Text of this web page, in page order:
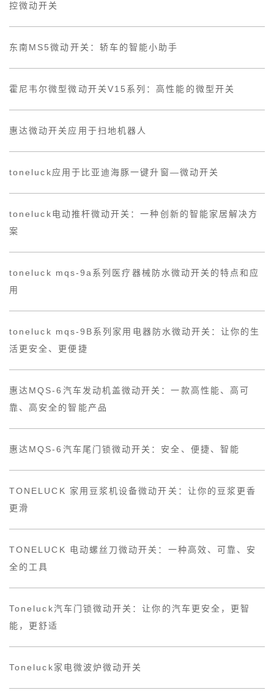
控微动开关
东南MS5微动开关：轿车的智能小助手
霍尼韦尔微型微动开关V15系列：高性能的微型开关
惠达微动开关应用于扫地机器人
toneluck应用于比亚迪海豚一键升窗—微动开关
toneluck电动推杆微动开关：一种创新的智能家居解决方
案
toneluck mqs-9a系列医疗器械防水微动开关的特点和应
用
toneluck mqs-9B系列家用电器防水微动开关：让你的生
活更安全、更便捷
惠达MQS-6汽车发动机盖微动开关：一款高性能、高可
靠、高安全的智能产品
惠达MQS-6汽车尾门锁微动开关：安全、便捷、智能
TONELUCK 家用豆浆机设备微动开关：让你的豆浆更香
更滑
TONELUCK 电动螺丝刀微动开关：一种高效、可靠、安
全的工具
Toneluck汽车门锁微动开关：让你的汽车更安全，更智
能，更舒适
Toneluck家电微波炉微动开关